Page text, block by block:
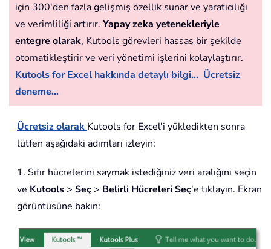
için 300'den fazla gelişmiş özellik sunar ve yaratıcılığı
ve verimliliği artırır. Yapay zeka yetenekleriyle
entegre olarak, Kutools görevleri hassas bir şekilde
otomatikleştirir ve veri yönetimi işlerini kolaylaştırır.
Kutools for Excel hakkında detaylı bilgi... Ücretsiz
deneme...
Ücretsiz olarak Kutools for Excel'i yükledikten sonra
lütfen aşağıdaki adımları izleyin:
1. Sıfır hücrelerini saymak istediğiniz veri aralığını seçin
ve Kutools > Seç > Belirli Hücreleri Seç'e tıklayın. Ekran
görüntüsüne bakın: